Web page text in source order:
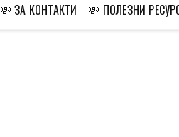
💸 ЗА КОНТАКТИ 💸 ПОЛЕЗНИ